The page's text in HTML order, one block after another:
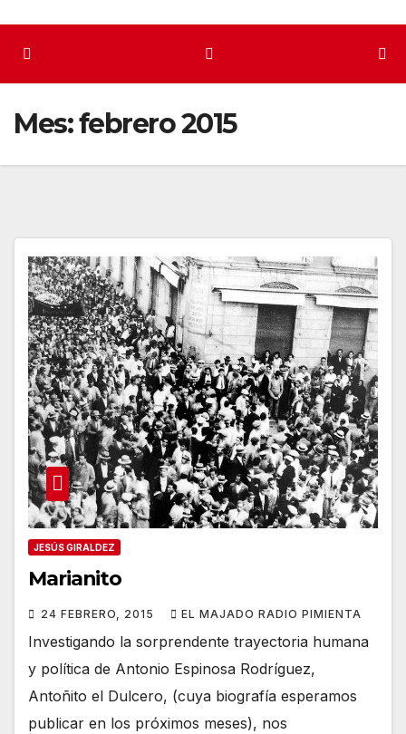
Mes:febrero 2015
JESÚS GIRALDEZ
Marianito
24 FEBRERO, 2015 EL MAJADO RADIO PIMIENTA
Investigando la sorprendente trayectoria humana
y política de Antonio Espinosa Rodríguez,
Antoñito el Dulcero, (cuya biografía esperamos
publicar en los próximos meses), nos